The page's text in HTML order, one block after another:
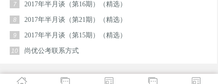
7 2017年半月谈（第16期）（精选）
8 2017年半月谈（第21期）（精选）
9 2017年半月谈（第15期）（精选）
10 尚优公考联系方式